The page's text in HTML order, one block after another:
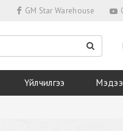
GM Star Warehouse
Үйлчилгээ